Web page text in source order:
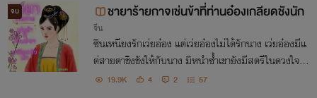
จบ ชายาร้ายกาจเช่นข้าที่ท่านอ๋องเกลียดชังนัก
จีน
ซินเหนียงรักเว่ยอ๋อง แต่เว่ยอ๋องไม่ได้รักนาง เว่ยอ๋องมีแ
ต่สายตาชิงชังให้กับนาง มิหนำซ้ำเขายังมีสตรีในดวงใจอยู่
แล้วด้วย ดังนั้นเว่ยอ๋องจึงไม่มีความยินดีกับงานแต่งสมร
19.9K 4 2 57